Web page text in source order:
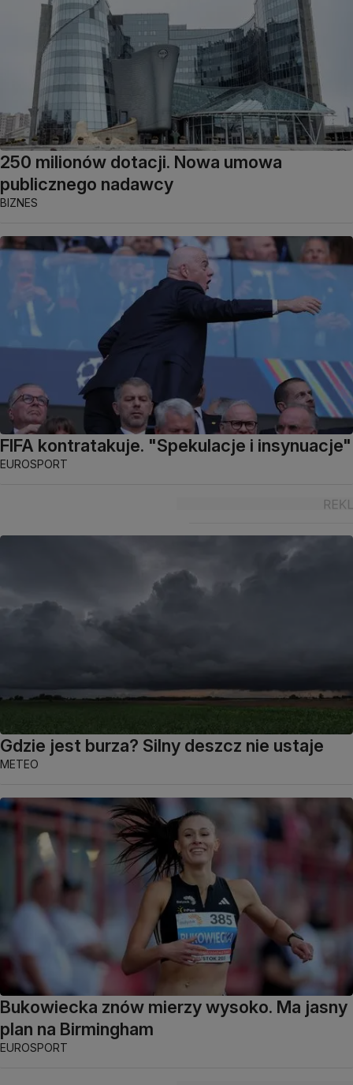
250 milionów dotacji. Nowa umowa
publicznego nadawcy
BIZNES
FIFA kontratakuje. "Spekulacje i insynuacje"
EUROSPORT
Gdzie jest burza? Silny deszcz nie ustaje
METEO
Bukowiecka znów mierzy wysoko. Ma jasny
plan na Birmingham
EUROSPORT